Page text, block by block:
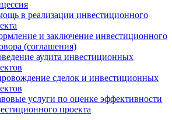
в реализации инвестиционного
и заключение инвестиционного
(соглашения)
аудита инвестиционных
сделок и инвестиционных
услуги по оценке эффективности
проекта